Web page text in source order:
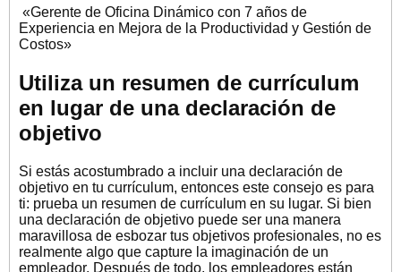
«Gerente de Oficina Dinámico con 7 años de
Experiencia en Mejora de la Productividad y Gestión de
Costos»
Utiliza un resumen de currículum
en lugar de una declaración de
objetivo
Si estás acostumbrado a incluir una declaración de
objetivo en tu currículum, entonces este consejo es para
ti: prueba un resumen de currículum en su lugar. Si bien
una declaración de objetivo puede ser una manera
maravillosa de esbozar tus objetivos profesionales, no es
realmente algo que capture la imaginación de un
empleador. Después de todo, los empleadores están